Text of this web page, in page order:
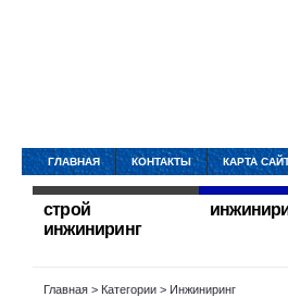
ГЛАВНАЯ КОНТАКТЫ КАРТА
строй
инжиниринг
Главная > Категории > Инжиниринг